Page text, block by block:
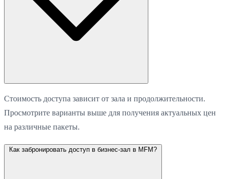
Стоимость доступа зависит от зала и продолжительности.
Просмотрите варианты выше для получения актуальных цен
на различные пакеты.
Как забронировать доступ в бизнес-зал в MFM?